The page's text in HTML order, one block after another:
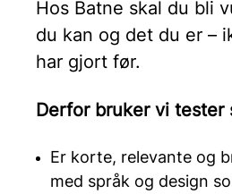
Hos Batne skal du bli
du kan og det du er –
har gjort før.
Derfor bruker vi tester
Er korte, relevante og
med språk og design